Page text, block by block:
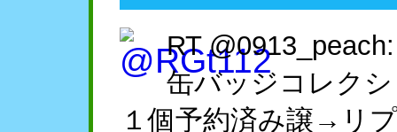
RT
缶バッジコレク
１個予約済み譲→リ